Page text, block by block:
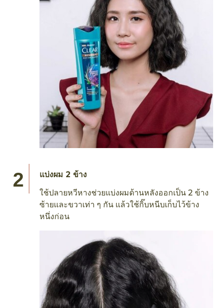
แบ่งผม 2 ข้าง
ใช้ปลายหวีหางช่วยแบ่งผมด้านหลังออกเป็น 2 ข้าง
ซ้ายและขวาเท่า ๆ กัน แล้วใช้กิ๊บหนีบเก็บไว้ข้าง
หนึ่งก่อน